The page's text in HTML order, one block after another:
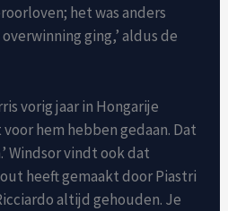
het was anders
ging,’ aldus de
vorig jaar in Hongarije
hem hebben gedaan. Dat
Windsor vindt ook dat
heeft gemaakt door Piastri
altijd gehouden. Je